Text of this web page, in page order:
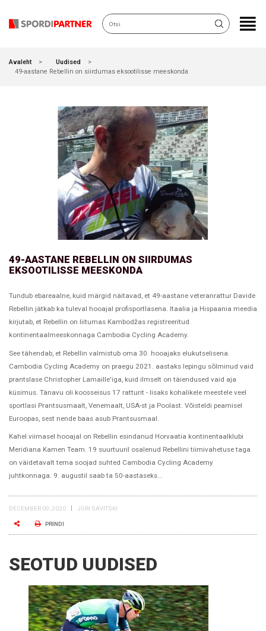
KATEGOORIAD
Avaleht
Uudised
49-aastane Rebellin on siirdumas eksootilisse meeskonda
49-AASTANE REBELLIN ON SIIRDUMAS
EKSOOTILISSE MEESKONDA
Tundub ebareaalne, kuid märgid näitavad, et 49-aastane veteranrattur Davide
Rebellin jätkab ka tuleval hooajal profisportlasena. Itaalia ja Hispaania meedia
kirjutab, et Rebellin on liitumas Kambodžas registreeritud
kontinentaalmeeskonnaga Cambodia Cycling Academy.
See tähendab, et Rebellin valmistub oma 30. hooajaks elukutselisena.
Cambodia Cycling Academy on praegu 2021. aastaks lepingu sõlminud vaid
prantslase Christopher Lamaille'iga, kuid ilmselt on täiendused vaid aja
küsimus. Tänavu oli koosseisus 17 ratturit - lisaks kohalikele meestele veel
sportlasi Prantsusmaalt, Venemaalt, USA-st ja Poolast. Võisteldi peamisel
Euroopas, sest nende baas asub Prantsusmaal.
Kahel viimasel hooajal on Rebellin esindanud Horvaatia kontinentaalklubi
Meridiana Kamen Team. 19 suurtuuril osalenud Rebellini tiimivahetuse taga
on väidetavalt tema soojad suhted Cambodia Cycling Academy
juhtkonnaga. 9. augustil saab ta 50-aastaseks...
DECEMBER 09, 2020 JÜRI SAVITSKI
PRINDI
SEOTUD UUDISED